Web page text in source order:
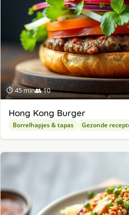
⏱ 45 min👥 10
Hong Kong Burger
Borrelhapjes & tapas Gezonde